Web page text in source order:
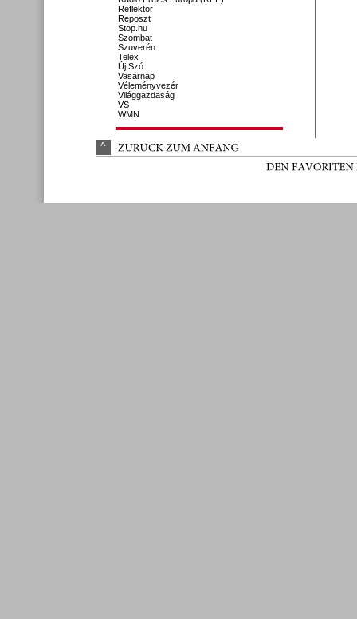
Reflektor
Reposzt
Stop.hu
Szombat
Szuverén
Telex
Új Szó
Vasárnap
Véleményvezér
Világgazdaság
VS
WMN
^ ZURÜCK ZUM ANFANG
DEN FAVORITEN